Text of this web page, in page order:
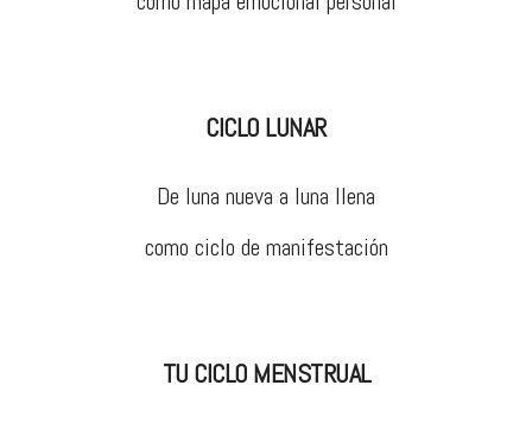
CICLO LUNAR
De luna nueva a luna llena
como ciclo de manifestación
TU CICLO MENSTRUAL